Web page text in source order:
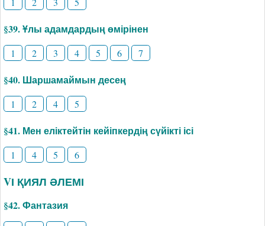
§39. Ұлы адамдардың өмірінен
1 2 3 4 5 6 7
§40. Шаршамаймын десең
1 2 4 5
§41. Мен еліктейтін кейіпкердің сүйікті ісі
1 4 5 6
VІ ҚИЯЛ ӘЛЕМІ
§42. Фантазия